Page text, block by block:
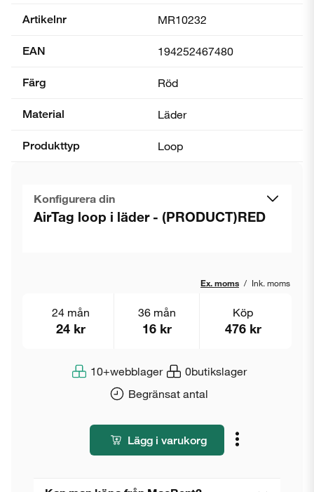
Artikelnr MR10232
EAN 194252467480
Färg Röd
Material Läder
Produkttyp Loop
Konfigurera din
AirTag loop i läder - (PRODUCT)RED
Ex. moms / Ink. moms
10+webblager 0butikslager
Begränsat antal
24 mån
24 kr
36 mån
16 kr
Köp
476 kr
Lägg i varukorg